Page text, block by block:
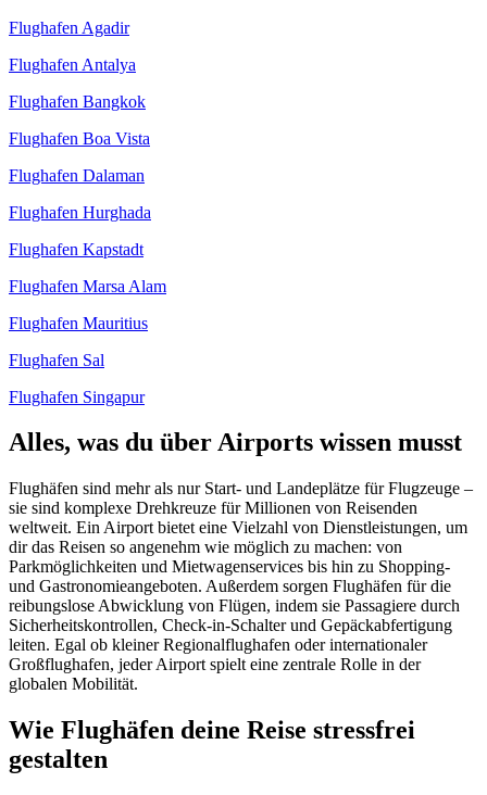
Flughafen Agadir
Flughafen Antalya
Flughafen Bangkok
Flughafen Boa Vista
Flughafen Dalaman
Flughafen Hurghada
Flughafen Kapstadt
Flughafen Marsa Alam
Flughafen Mauritius
Flughafen Sal
Flughafen Singapur
Alles, was du über Airports wissen musst
Flughäfen sind mehr als nur Start- und Landeplätze für Flugzeuge –
sie sind komplexe Drehkreuze für Millionen von Reisenden
weltweit. Ein Airport bietet eine Vielzahl von Dienstleistungen, um
dir das Reisen so angenehm wie möglich zu machen: von
Parkmöglichkeiten und Mietwagenservices bis hin zu Shopping-
und Gastronomieangeboten. Außerdem sorgen Flughäfen für die
reibungslose Abwicklung von Flügen, indem sie Passagiere durch
Sicherheitskontrollen, Check-in-Schalter und Gepäckabfertigung
leiten. Egal ob kleiner Regionalflughafen oder internationaler
Großflughafen, jeder Airport spielt eine zentrale Rolle in der
globalen Mobilität.
Wie Flughäfen deine Reise stressfrei
gestalten